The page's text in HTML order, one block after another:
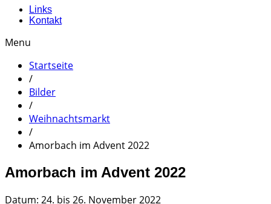
Links
Kontakt
Menu
Startseite
/
Bilder
/
Weihnachtsmarkt
/
Amorbach im Advent 2022
Amorbach im Advent 2022
Datum: 24. bis 26. November 2022